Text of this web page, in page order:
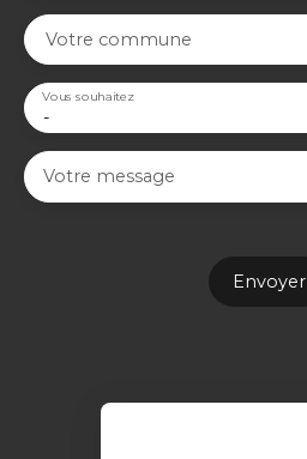
Votre commune
-
Vous souhaitez
Votre message
Envoyer